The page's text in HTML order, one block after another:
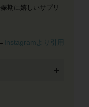
期に嬉しいサプリ
Instagramより引用